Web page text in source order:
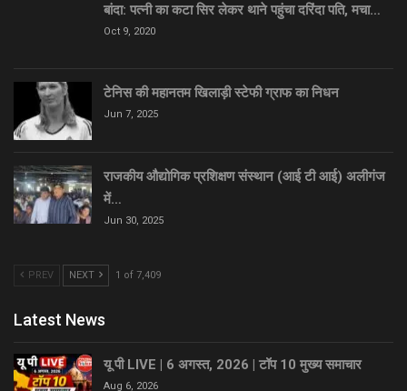
बांदा: पत्नी का कटा सिर लेकर थाने पहुंचा दरिंदा पति, मचा…
Oct 9, 2020
टेनिस की महानतम खिलाड़ी स्टेफी ग्राफ का निधन
Jun 7, 2025
राजकीय औद्योगिक प्रशिक्षण संस्थान (आई टी आई) अलीगंज
में…
Jun 30, 2025
PREV NEXT 1 of 7,409
Latest News
यू पी LIVE | 6 अगस्त, 2026 | टॉप 10 मुख्य समाचार
Aug 6, 2026